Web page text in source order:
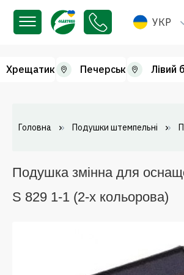
УКР
Хрещатик Печерськ Лівий
Головна Подушки штемпельні
Подушка змінна для
S 829 1-1 (2-х кольорова)